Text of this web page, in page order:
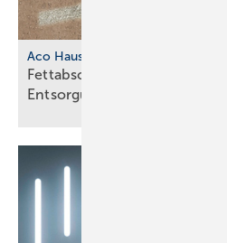
Aco Haustechnik
Fettabscheider mit separatem
Entsorgungsschacht